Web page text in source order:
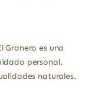
Granero es una
personal.
naturales.